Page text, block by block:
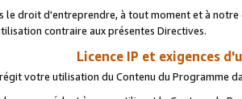
le droit d'entreprendre, à tout moment et à
contraire aux présentes Directives.
Licence IP et exigences
régit votre utilisation du Contenu du Programme